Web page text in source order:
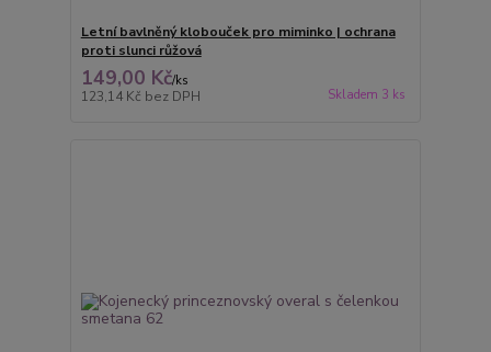
Letní bavlněný klobouček pro miminko | ochrana
proti slunci růžová
149,00 Kč/ks
123,14 Kč bez DPH Skladem 3 ks